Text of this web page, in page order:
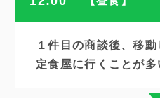
１件目の商談後、移
定食屋に行くことが多